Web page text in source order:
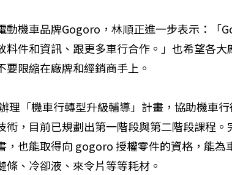
動機車品牌Gogoro，林順正進一步表示：「
料件和資訊、跟更多車行合作。」也希望各
限縮在廠牌和經銷商手上。
理「機車行轉型升級輔導」計畫，協助機車
術，目前已規劃出第一階段與第二階段課程。
，也能取得向 gogoro 授權零件的資格，能為
、冷卻液、來令片等等耗材。